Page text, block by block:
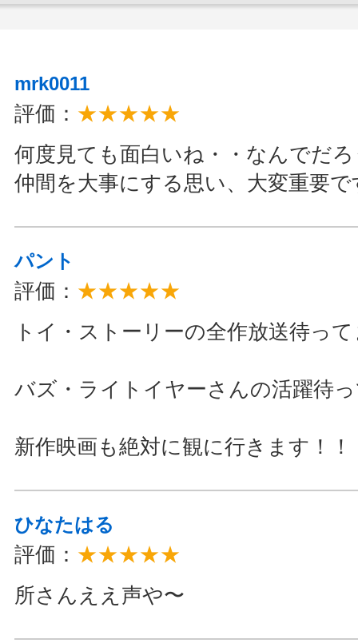
mrk0011
評価： ★★★★★
何度見ても面白いね・・なんでだ
仲間を大事にする思い、大変重要で
パント
評価： ★★★★★
トイ・ストーリーの全作放送待っ
バズ・ライトイヤーさんの活躍待
新作映画も絶対に観に行きます！！
ひなたはる
評価： ★★★★★
所さんええ声や〜